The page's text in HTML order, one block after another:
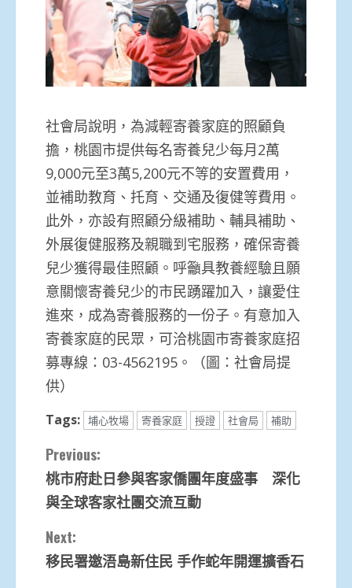
社會局說明，為減輕寄養家庭的照顧負
擔，桃園市提供每名寄養兒少每月2萬
9,000元至3萬5,200元不等的安置費用，
並補助教育、托育、交通及復健等費用。
此外，亦設有照顧分級補助、輔具補助、
外展復健服務及親職到宅服務，確保寄養
兒少獲得最佳照顧。呼籲具教養經驗且願
意關懷寄養兒少的市民踴躍加入，讓愛住
進來，成為寄養服務的一份子。有意加入
寄養家庭的民眾，可洽桃園市寄養家庭招
募專線：03-4562195。（圖：社會局提
供）
Tags: 埔心牧場 寄養家庭 授證 社會局 補助
Continue
Reading
Previous:
桃市府赴日參與客家僑團年度盛事 深化
與全球客家社團交流互動
Next:
移民署邀浯島新住民 手作蛇年開運擴香石